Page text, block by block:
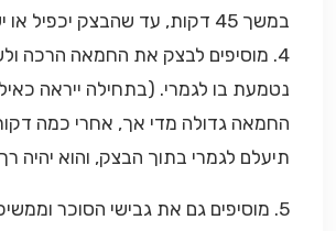
במשך 45 דקות, עד שהבצק יכפיל
4. מוסיפים לבצק את החמאה הרכה
נטמעת בו לגמרי. (בתחילה ייראה
החמאה גדולה מדי אך, אחרי כמה
תיעלם לגמרי בתוך הבצק, והוא יהיה
5. מוסיפים גם את גבישי הסוכר